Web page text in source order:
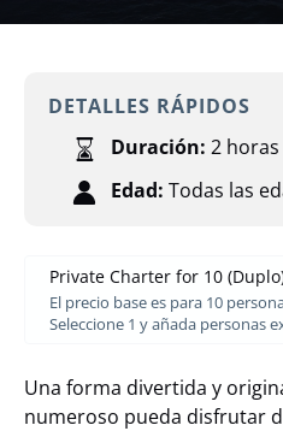
DETALLES RÁPIDOS
Duración: 2 horas
Edad: Todas las
Private Charter for 10
El precio base es para 10
Seleccione 1 y añada personas
Una forma divertida y
numeroso pueda disfrutar